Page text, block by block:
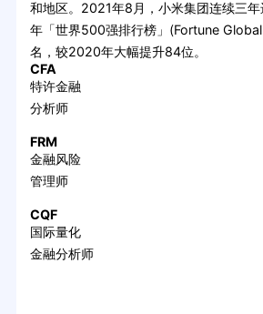
和地区。2021年8月，小米集团连续三
年「世界500强排行榜」(Fortune
名，较2020年大幅提升84位。
CFA
特许金融
分析师
FRM
金融风险
管理师
CQF
国际量化
金融分析师